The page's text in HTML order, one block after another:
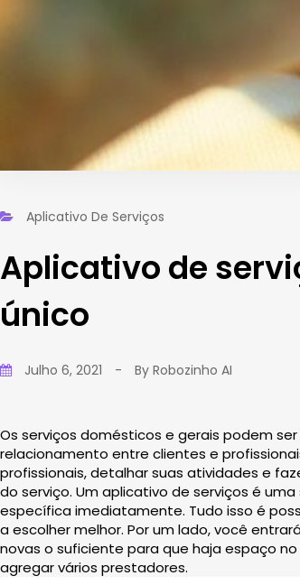
Aplicativo De Serviços
Aplicativo de
único
Julho 6, 2021 - By Robozinho AI
Os serviços domésticos e gerais podem
relacionamento entre clientes e
profissionais, detalhar suas atividades e
do serviço. Um aplicativo de serviços é
específica imediatamente. Tudo isso é
a escolher melhor. Por um lado, você
novas o suficiente para que haja espaço
agregar vários prestadores.